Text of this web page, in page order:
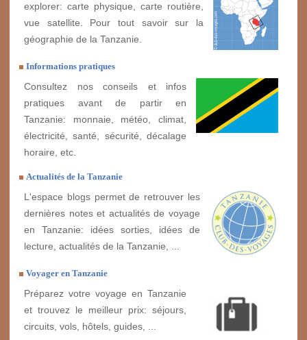
explorer: carte physique, carte routière,
vue satellite. Pour tout savoir sur la
géographie de la Tanzanie.
Informations pratiques
Consultez nos conseils et infos
pratiques avant de partir en
Tanzanie: monnaie, météo, climat,
électricité, santé, sécurité, décalage
horaire, etc.
Actualités de la Tanzanie
L'espace blogs permet de retrouver les
dernières notes et actualités de voyage
en Tanzanie: idées sorties, idées de
lecture, actualités de la Tanzanie, ...
Voyager en Tanzanie
Préparez votre voyage en Tanzanie
et trouvez le meilleur prix: séjours,
circuits, vols, hôtels, guides, ...